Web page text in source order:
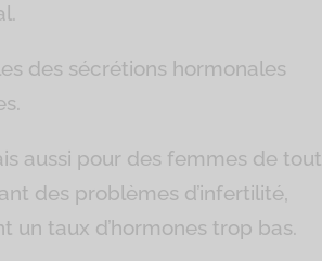
des sécrétions hormonales
aussi pour des femmes de tout
des problèmes d’infertilité,
un taux d’hormones trop bas.